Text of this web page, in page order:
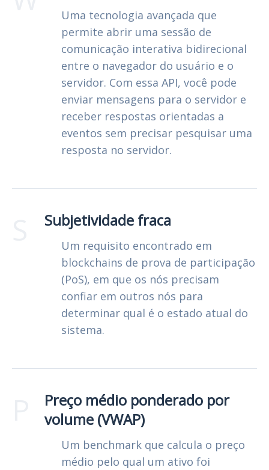
Uma tecnologia avançada que
permite abrir uma sessão de
comunicação interativa bidirecional
entre o navegador do usuário e o
servidor. Com essa API, você pode
enviar mensagens para o servidor e
receber respostas orientadas a
eventos sem precisar pesquisar uma
resposta no servidor.
Subjetividade fraca
Um requisito encontrado em
blockchains de prova de participação
(PoS), em que os nós precisam
confiar em outros nós para
determinar qual é o estado atual do
sistema.
Preço médio ponderado por
volume (VWAP)
Um benchmark que calcula o preço
médio pelo qual um ativo foi